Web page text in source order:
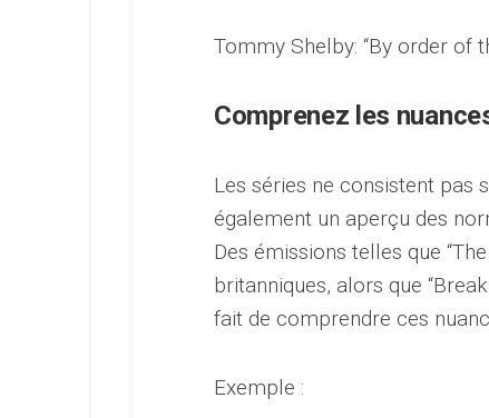
Tommy Shelby: “By order of
Comprenez les
Les séries ne consistent pas
également un aperçu des
Des émissions telles que
britanniques, alors que
fait de comprendre ces
Exemple :